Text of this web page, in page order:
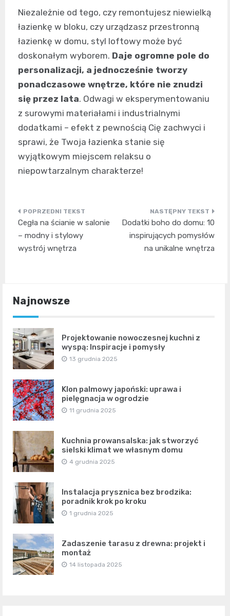
Niezależnie od tego, czy remontujesz niewielką
łazienkę w bloku, czy urządzasz przestronną
łazienkę w domu, styl loftowy może być
doskonałym wyborem. Daje ogromne pole do
personalizacji, a jednocześnie tworzy
ponadczasowe wnętrze, które nie znudzi
się przez lata. Odwagi w eksperymentowaniu
z surowymi materiałami i industrialnymi
dodatkami – efekt z pewnością Cię zachwyci i
sprawi, że Twoja łazienka stanie się
wyjątkowym miejscem relaksu o
niepowtarzalnym charakterze!
Nawigacja
wpisu
Cegła na ścianie w salonie
– modny i stylowy
wystrój wnętrza
Dodatki boho do domu: 10
inspirujących pomysłów
na unikalne wnętrza
Najnowsze
Projektowanie nowoczesnej kuchni z
wyspą: Inspiracje i pomysły
13 grudnia 2025
Klon palmowy japoński: uprawa i
pielęgnacja w ogrodzie
11 grudnia 2025
Kuchnia prowansalska: jak stworzyć
sielski klimat we własnym domu
4 grudnia 2025
Instalacja prysznica bez brodzika:
poradnik krok po kroku
1 grudnia 2025
Zadaszenie tarasu z drewna: projekt i
montaż
14 listopada 2025